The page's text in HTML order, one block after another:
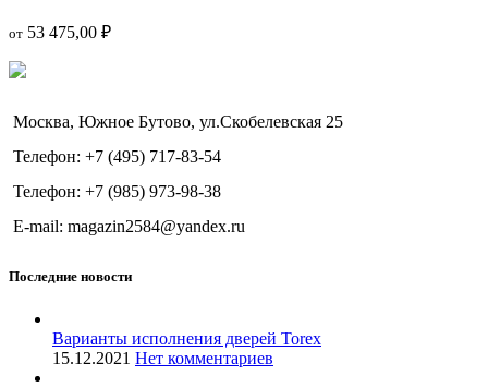
от 53 475,00 ₽
Москва, Южное Бутово, ул.Скобелевская 25
Телефон: +7 (495) 717-83-54
Телефон: +7 (985) 973-98-38
E-mail: magazin2584@yandex.ru
Последние новости
Варианты исполнения дверей Torex
15.12.2021 Нет комментариев